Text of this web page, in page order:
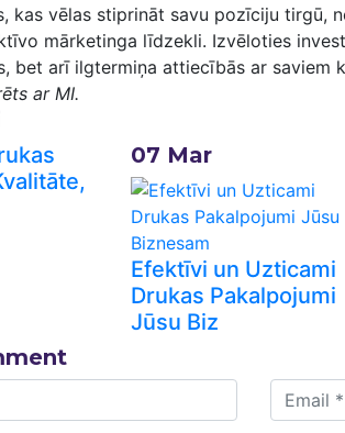
kas vēlas stiprināt savu pozīciju tirgū,
mārketinga līdzekli. Izvēloties
bet arī ilgtermiņa attiecībās ar saviem
ar ‍MI.
07 Mar
Efektīvi un Uzticami
Drukas Pakalpojumi
Jūsu Biz